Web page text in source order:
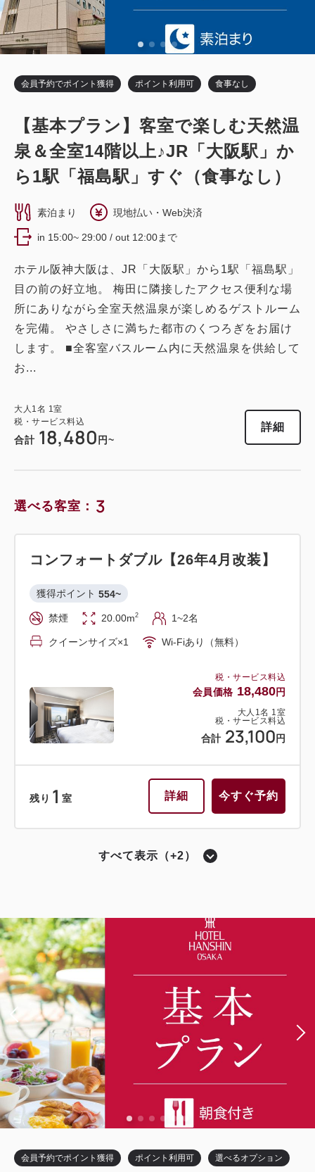
残り3室 詳細 今すぐ予約
大人1名1室
税・サービス料込
合計 26,700円
スタンダードツイン
獲得ポイント 640~
禁煙 20.00m 1~2名
残り 3 室 詳細 今すぐ予約
会員予約でポイント獲得 ポイント利用可 食事なし
【基本プラン】客室で楽しむ天然温
泉＆全室14階以上♪JR「大阪駅」か
ら1駅「福島駅」すぐ（食事なし）
素泊まり 現地払い・Web決済
in 15:00~ 29:00 / out 12:00まで
ホテル阪神大阪は、JR「大阪駅」から1駅「福島駅」
目の前の好立地。 梅田に隣接したアクセス便利な場
所にありながら全室天然温泉が楽しめるゲストルーム
を完備。 やさしさに満ちた都市のくつろぎをお届け
します。 ■全客室バスルーム内に天然温泉を供給して
お...
大人 1名 1室
税・サービス料込
合計 18,480 円~
詳細
選べる客室： 3
税・サービス料込
会員価格 18,480円
大人 1名 1室
税・サービス料込
合計 23,100 円
コンフォートダブル【26年4月改装】
獲得ポイント 554~
禁煙 20.00m2 1~2名
クイーンサイズ×1 Wi-Fiあり（無料）
残り 1 室 詳細 今すぐ予約
税・サービス料込
会員価格 20,240
合計 25,300
禁煙 20.00m
シングルサイズ×2 Wi-Fiあり（無料）
残り3室 詳細 今すぐ予約
すべて表示（+2）
会員予約でポイント獲得 ポイント利用可 選べるオプション